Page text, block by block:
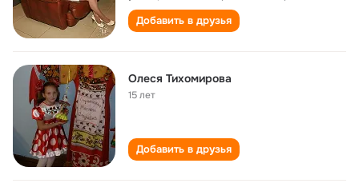
Добавить в друзья
Олеся Тихомирова
15 лет
Добавить в друзья